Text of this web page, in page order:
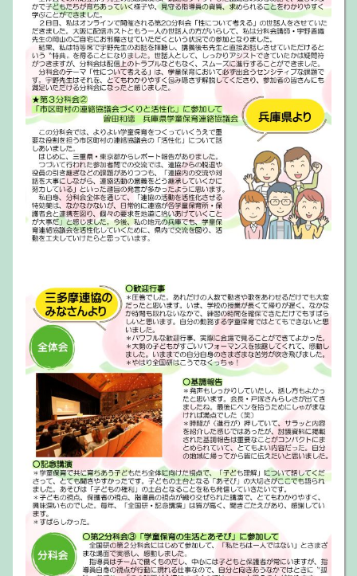
2024.8.30 参加申し込みの手引き
「参加申し込みの手引き」を掲載しました。「申込フ
ォーム」での操作方法・入力項目が一通りわかる内容
になっています。ぜひ一度ご覧ください。 【ダウンロ
ードへ】
2024.8.23 全国研広報チームニュース No2を掲載
早いところでは夏休みが終わりますね。あいかわらず
猛暑が続きますが皆さん、いかがお過ごしでしょう
か？ 全国研の受付が始まっています。締め切りは10/9
となっていますので、取り組みをよろしくお願いしま
す。広報ニュースNo.2を発行しました。参加への呼び
かけなどに活用ください！【ダウンロードへ】
などに活用ください！
第59回全国学童保育研究集会においても広報チームで
活動をすることになりました。今後、ニュース発行や
SNSでの発信など進めていきます。【ダウンロード
へ】
2024.6.15 参加申込受付開始
第59回全国学童保育研究集会の参加申し込みの受付を
開始しました。全体会の会場参加、会場開催の分科会
には定員があります（全体会の会場参加の定員は約
2,000名です）。定員になり次第、会場参加の申し込
み受け付けは締め切ります。会場での参加をご希望の
方は、早めにお申し込みください。申し込み締め切り
は10月９日です。
2024.6.12 リーフレット掲載
保護者と指導員が共に全国研を開催・参加し、話しあ